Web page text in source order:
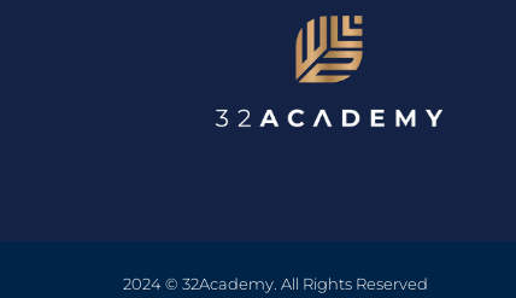
2024 © 32Academy. All Rights Reserved